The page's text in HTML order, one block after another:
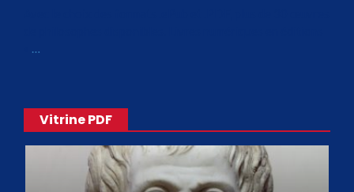
…
Vitrine PDF